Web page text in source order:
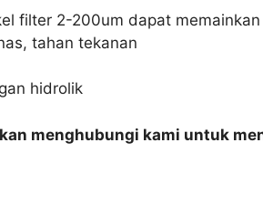
filter 2-200um dapat
tahan tekanan
hidrolik
menghubungi kami untuk